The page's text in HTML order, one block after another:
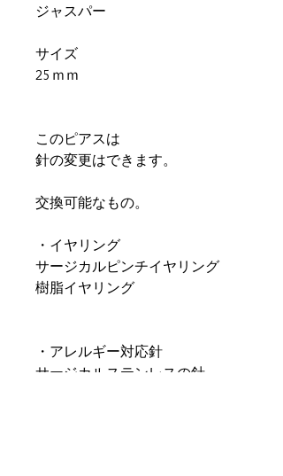
ジャスパー
サイズ
25ｍｍ
このピアスは
針の変更はできます。
交換可能なもの。
・イヤリング
サージカルピンチイヤリング
樹脂イヤリング
・アレルギー対応針
サージカルステンレスの針